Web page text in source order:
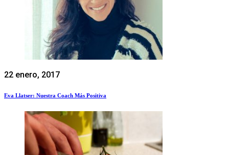
22 enero, 2017
Eva Llatser: Nuestra Coach Más Positiva